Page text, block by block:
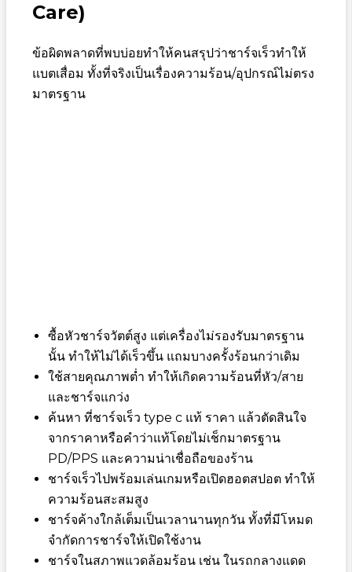
Care)
ข้อผิดพลาดที่พบบ่อยทำให้คนสรุปว่าชาร์จเร็วทำให้
แบตเสื่อม ทั้งที่จริงเป็นเรื่องความร้อน/อุปกรณ์ไม่ตรง
มาตรฐาน
ซื้อหัวชาร์จวัตต์สูง แต่เครื่องไม่รองรับมาตรฐาน
นั้น ทำให้ไม่ได้เร็วขึ้น แถมบางครั้งร้อนกว่าเดิม
ใช้สายคุณภาพต่ำ ทำให้เกิดความร้อนที่หัว/สาย
และชาร์จแกว่ง
ค้นหา ที่ชาร์จเร็ว type c แท้ ราคา แล้วตัดสินใจ
จากราคาหรือคำว่าแท้โดยไม่เช็กมาตรฐาน
PD/PPS และความน่าเชื่อถือของร้าน
ชาร์จเร็วไปพร้อมเล่นเกมหรือเปิดฮอตสปอต ทำให้
ความร้อนสะสมสูง
ชาร์จค้างใกล้เต็มเป็นเวลานานทุกวัน ทั้งที่มีโหมด
จำกัดการชาร์จให้เปิดใช้งาน
ชาร์จในสภาพแวดล้อมร้อน เช่น ในรถกลางแดด